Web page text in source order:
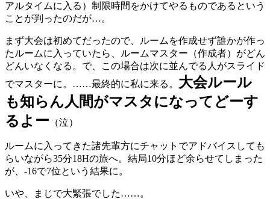
アルタイムに入る）制限時間をかけてやるものであるという
ことが判ったのだが…。
まず大会は初めてだったので、ルームを作成せず誰かが作っ
たルームに入っていたら、ルームマスター（作成者）がどん
どんいなくなる。で、この場合は次に並んでる人がスライド
でマスターに。……最終的に私に来る。 大会ルール
も知らん人間がマスタになってどーす
るよー （泣）
ルームに入ってきた諸先輩方にチャットでアドバイスしても
らいながら35分18Hの旅へ。結局10分ほど余らせてしまった
が、-16で7位という結果に。
いや、まじで大緊張でした……。